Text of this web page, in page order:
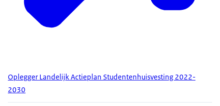
Oplegger Landelijk Actieplan Studentenhuisvesting 2022-
2030